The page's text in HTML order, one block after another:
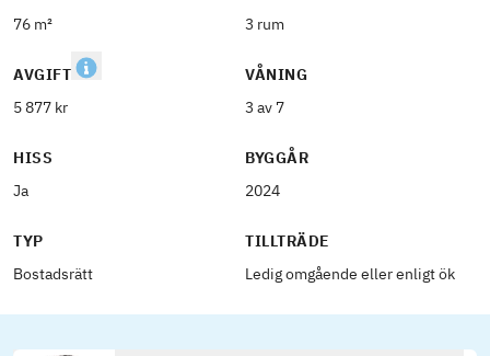
76 m²
3 rum
AVGIFT
5 877 kr
VÅNING
3 av 7
HISS
Ja
BYGGÅR
2024
TYP
Bostadsrätt
TILLTRÄDE
Ledig omgående eller enligt ök